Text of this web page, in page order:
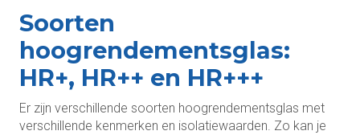
Soorten
hoogrendementsglas:
HR+, HR++ en HR+++
Er zijn verschillende soorten hoogrendementsglas met
verschillende kenmerken en isolatiewaarden. Zo kan je